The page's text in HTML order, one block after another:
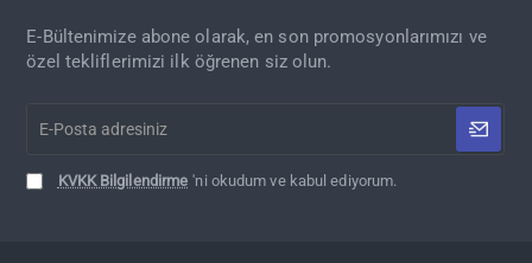
E-Bültenimize abone olarak, en son promosyonlarımızı ve
özel tekliflerimizi ilk öğrenen siz olun.
Posta
KVKK Bilgilendirme 'ni okudum ve kabul ediyorum.